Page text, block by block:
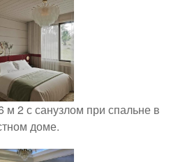
м 2 с санузлом при спальне в
доме.